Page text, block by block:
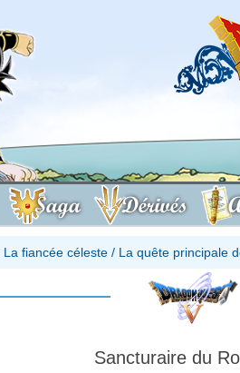
Saga Dérivés
fiancée céleste / La quête principale
Sancturaire du